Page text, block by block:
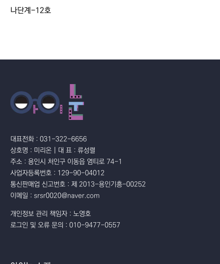
나단계-12호
대표전화 : 031-322-6656
상호명 : 미리온 | 대 표 : 류성렬
주소 : 용인시 처인구 이동읍 염티로 74-1
사업자등록번호 : 129-90-04012
통신판매업 신고번호 : 제 2013-용인기흥-00252
이메일 : srsr0020@naver.com
개인정보 관리 책임자 : 노영호
로그인 및 오류 문의 : 010-9477-0557